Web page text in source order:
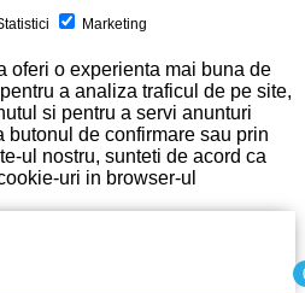
Marketing
oferi o experienta mai buna de
a analiza traficul de pe site,
si pentru a servi anunturi
butonul de confirmare sau prin
ul nostru, sunteti de acord ca
uri in browser-ul